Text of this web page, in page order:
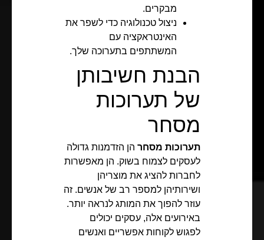
מבקרים.
ניצול טכנולוגיה כדי לשפר את
האינטראקציה עם
המשתתפים בתערוכה שלך.
הבנת חשיבותן
של תערוכות
מסחר
תערוכות מסחר הן הזדמנות גדולה
לעסקים לצמוח בשוק. הן מאפשרות
לחברות להציג את מוצריהן
ושירותיהן למספר רב של אנשים. זה
עוזר להפוך את המותג לנראה יותר.
באירועים אלה, עסקים יכולים
לפגוש לקוחות אפשריים ואנשים